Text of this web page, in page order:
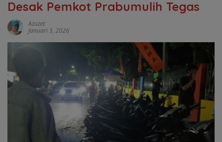
Desak Pemkot Prabumulih Tegas
Azuzet
Januari 3, 2026